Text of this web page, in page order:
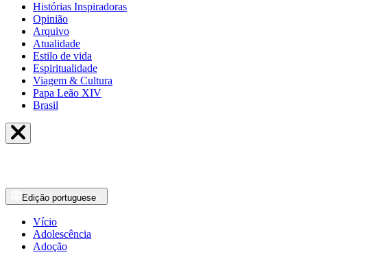
Histórias Inspiradoras
Opinião
Arquivo
Atualidade
Estilo de vida
Espiritualidade
Viagem & Cultura
Papa Leão XIV
Brasil
Edição portuguese
Vício
Adolescência
Adoção